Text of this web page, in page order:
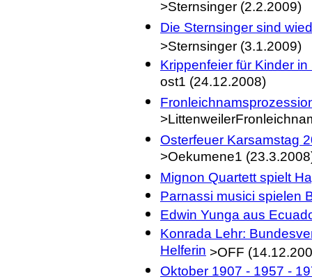
>Sternsinger (2.2.2009)
Die Sternsinger sind
>Sternsinger (3.1.2009)
Krippenfeier für Kinder
ost1 (24.12.2008)
Osterfeuer Karsamstag
>Oekumene1
Mignon Quartett spielt
Parnassi musici spielen
Edwin Yunga aus
Konrada Lehr:
Helferin >OFF
Oktober 1907 - 1957 -